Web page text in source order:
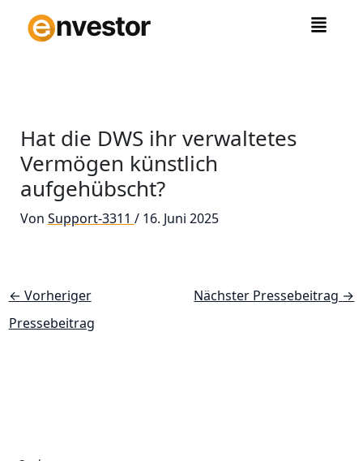
Inhalt
springen
Hat die DWS ihr verwaltetes
Vermögen künstlich
aufgehübscht?
Von Support-3311 / 16. Juni 2025
← Vorheriger
Pressebeitrag
Nächster Pressebeitrag →